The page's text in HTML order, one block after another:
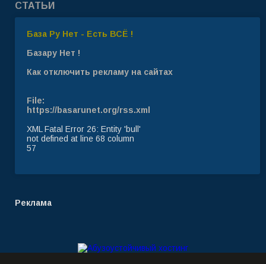
СТАТЬИ
База Ру Нет - Есть ВСЁ !
Базару Нет !
Как отключить рекламу на сайтах
File:
https://basarunet.org/rss.xml
XML Fatal Error 26: Entity 'bull'
not defined at line 68 column
57
Реклама